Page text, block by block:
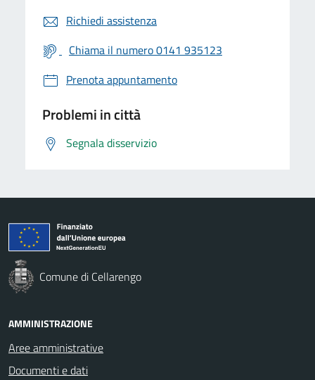
Richiedi assistenza
Chiama il numero 0141 935123
Prenota appuntamento
Problemi in città
Segnala disservizio
Comune di Cellarengo
AMMINISTRAZIONE
Aree amministrative
Documenti e dati